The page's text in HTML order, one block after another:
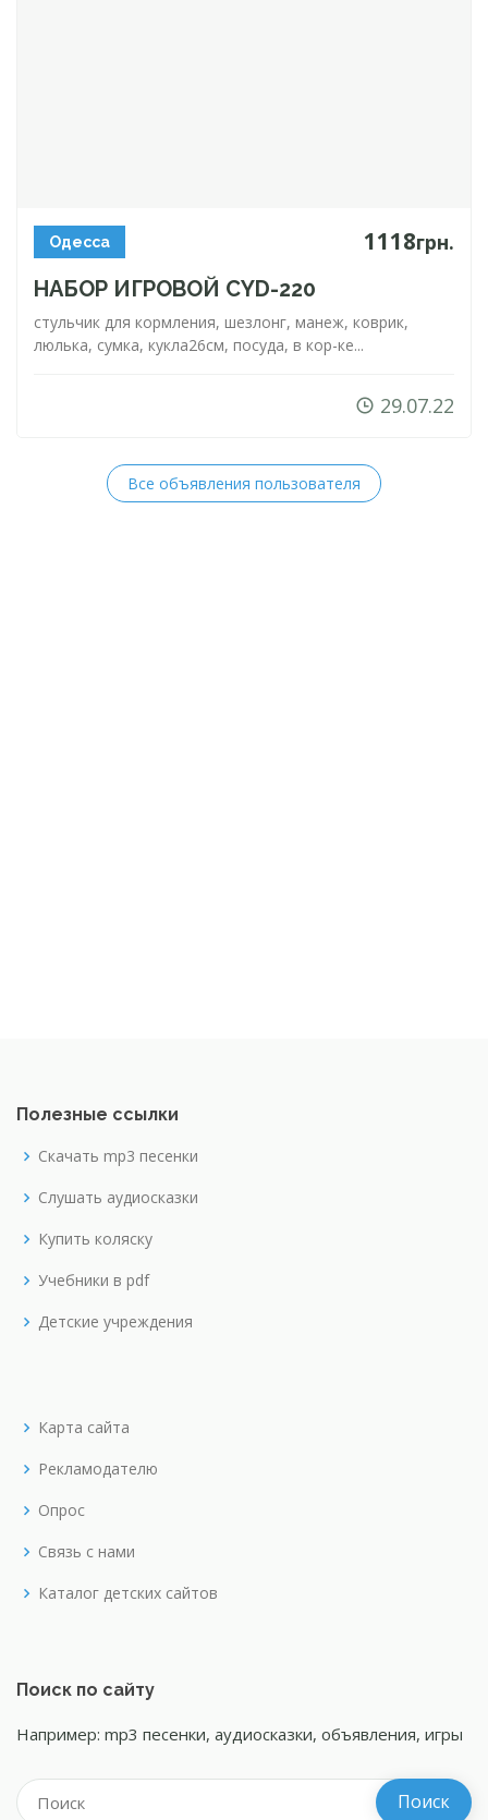
Одесса 1118грн.
НАБОР ИГРОВОЙ CYD-220
стульчик для кормления, шезлонг, манеж, коврик,
люлька, сумка, кукла26см, посуда, в кор-ке...
29.07.22
Все объявления пользователя
Полезные ссылки
Скачать mp3 песенки
Слушать аудиосказки
Купить коляску
Учебники в pdf
Детские учреждения
Карта сайта
Рекламодателю
Опрос
Связь с нами
Каталог детских сайтов
Поиск по сайту
Например: mp3 песенки, аудиосказки, объявления, игры